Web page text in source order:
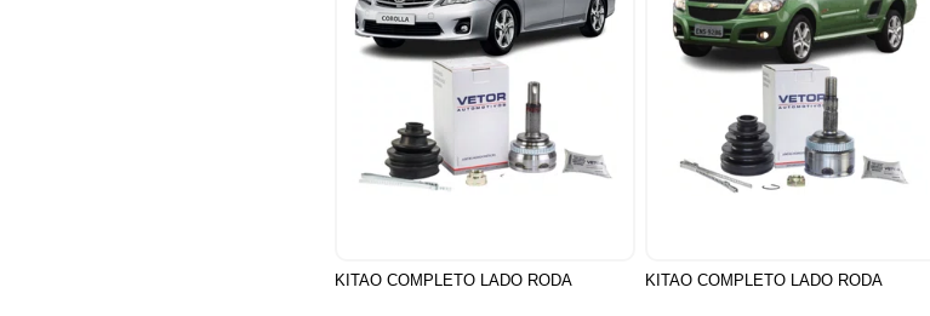
KITAO COMPLETO LADO RODA KITAO COMPLETO LADO RODA